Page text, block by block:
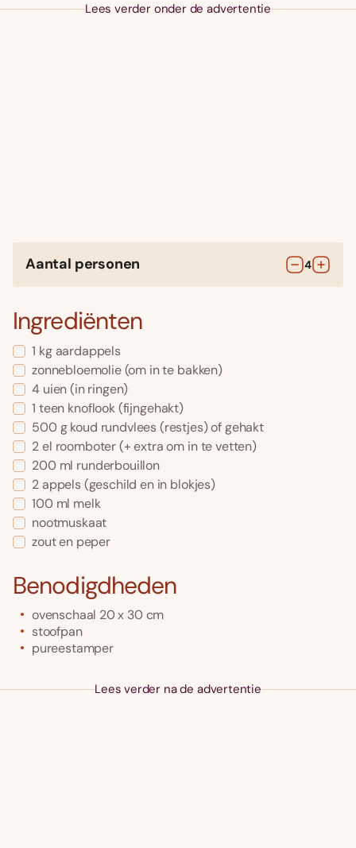
Lees verder onder de advertentie
Aantal personen 4
Ingrediënten
1 kg aardappels
zonnebloemolie(om in te bakken)
4 uien(in ringen)
1 teen knoflook(fijngehakt)
500 g koud rundvlees (restjes) of gehakt
2el roomboter(+ extra om in te vetten)
200 ml runderbouillon
2 appels(geschild en in blokjes)
100 ml melk
nootmuskaat
zout en peper
Benodigdheden
ovenschaal 20 x 30 cm
stoofpan
pureestamper
Lees verder na de advertentie